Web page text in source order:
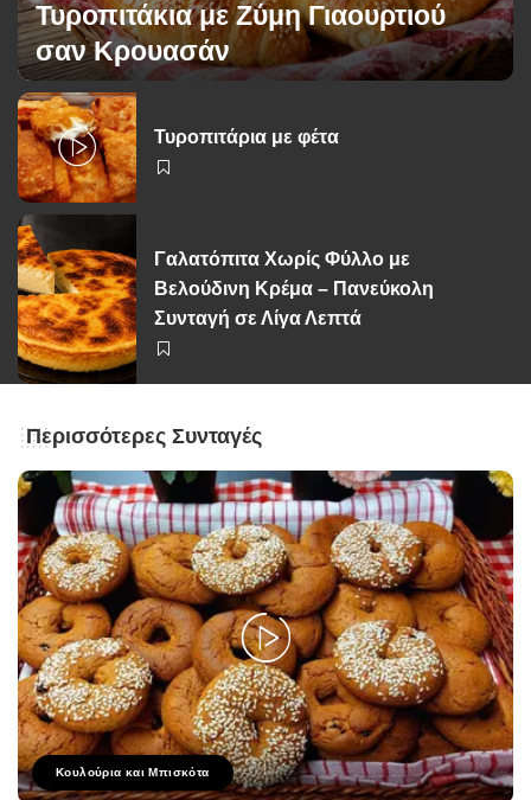
Τυροπιτάκια με Ζύμη Γιαουρτιού
σαν Κρουασάν
Posted
by
George Zolis 12 Ιουλίου 2026
Τυροπιτάρια με φέτα
Γαλατόπιτα Χωρίς Φύλλο με
Βελούδινη Κρέμα – Πανεύκολη
Συνταγή σε Λίγα Λεπτά
Περισσότερες Συνταγές
Κουλούρια και Μπισκότα